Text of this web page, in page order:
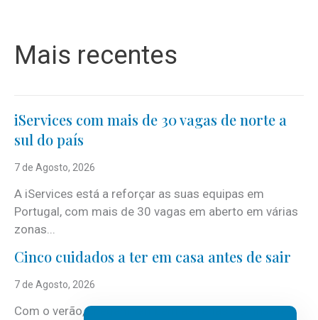
Mais recentes
iServices com mais de 30 vagas de norte a
sul do país
7 de Agosto, 2026
A iServices está a reforçar as suas equipas em
Portugal, com mais de 30 vagas em aberto em várias
zonas...
Cinco cuidados a ter em casa antes de sair
7 de Agosto, 2026
Com o verão, chegam também as férias, os fins-de-